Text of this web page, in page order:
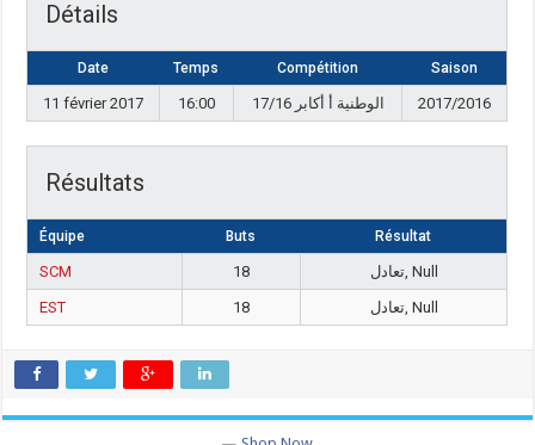
Détails
Date Temps Compétition Saison
11 février 2017 16:00 17/16 الوطنية أ أكابر 2017/2016
Résultats
Équipe Buts Résultat
SCM 18
تعادل, Null
EST
18 تعادل, Null